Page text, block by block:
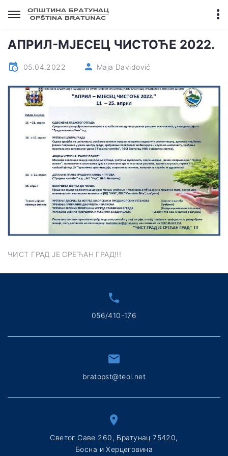
АПРИЛ-МЈЕСЕЦ ЧИСТОЋЕ 2022.
05.04.2022 Maja Davidović
ЧИСТ ГРАД ЈЕ СРЕЋАН ГРАД!!!
056/410-176
bratopst@teol.net
Светог Саве 260, Братунац 75420,
Босна и Херцеговина